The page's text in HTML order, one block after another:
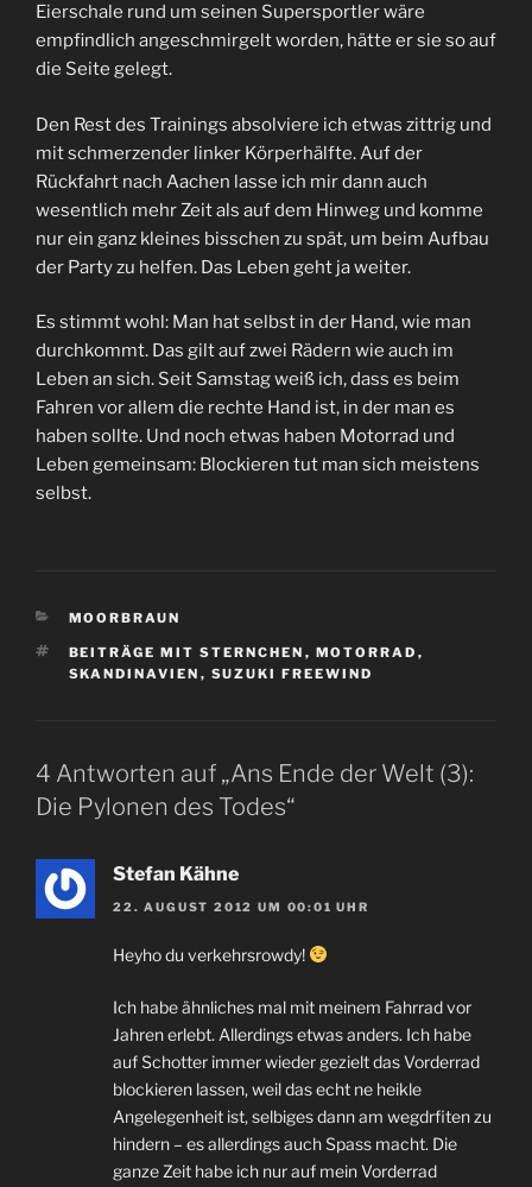
Eierschale rund um seinen Supersportler wäre
empfindlich angeschmirgelt worden, hätte er sie so auf
die Seite gelegt.
Den Rest des Trainings absolviere ich etwas zittrig und
mit schmerzender linker Körperhälfte. Auf der
Rückfahrt nach Aachen lasse ich mir dann auch
wesentlich mehr Zeit als auf dem Hinweg und komme
nur ein ganz kleines bisschen zu spät, um beim Aufbau
der Party zu helfen. Das Leben geht ja weiter.
Es stimmt wohl: Man hat selbst in der Hand, wie man
durchkommt. Das gilt auf zwei Rädern wie auch im
Leben an sich. Seit Samstag weiß ich, dass es beim
Fahren vor allem die rechte Hand ist, in der man es
haben sollte. Und noch etwas haben Motorrad und
Leben gemeinsam: Blockieren tut man sich meistens
selbst.
KATEGORIEN
MOORBRAUN
SCHLAGWÖRTER
BEITRÄGE MIT STERNCHEN , MOTORRAD ,
SKANDINAVIEN , SUZUKI FREEWIND
4 Antworten auf „Ans Ende der Welt (3):
Die Pylonen des Todes“
Stefan Kähne
22. AUGUST 2012 UM 00:01 UHR
Heyho du verkehrsrowdy!
Ich habe ähnliches mal mit meinem Fahrrad vor
Jahren erlebt. Allerdings etwas anders. Ich habe
auf Schotter immer wieder gezielt das Vorderrad
blockieren lassen, weil das echt ne heikle
Angelegenheit ist, selbiges dann am wegdrfiten zu
hindern – es allerdings auch Spass macht. Die
ganze Zeit habe ich nur auf mein Vorderrad